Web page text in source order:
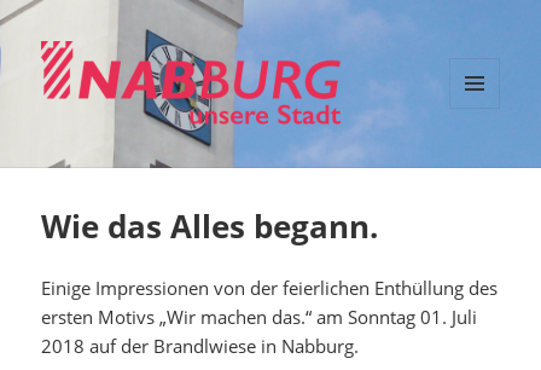
NABburg – unsere Stadt
Wie das Alles begann.
Einige Impressionen von der feierlichen Enthüllung des
ersten Motivs „Wir machen das.“ am Sonntag 01. Juli
2018 auf der Brandlwiese in Nabburg.